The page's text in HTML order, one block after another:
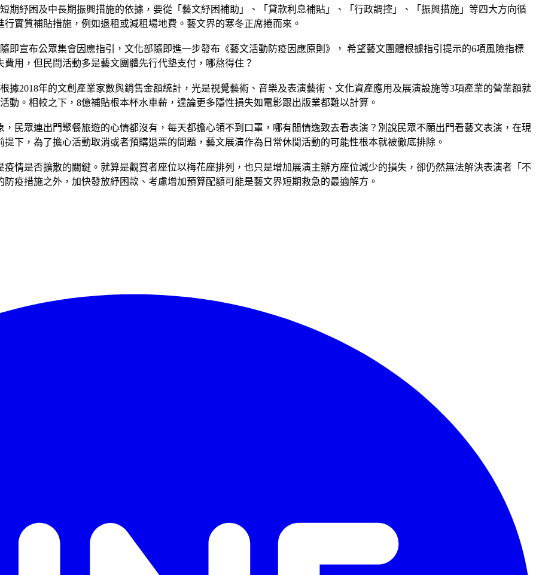
期紓困及中長期振興措施的依據，要從「藝文紓困補助」、「貸款利息補貼」、「行政調控」、「振興措施」等四大方向循
實質補貼措施，例如退租或減租場地費。藝文界的寒冬正席捲而來。
即宣布公眾集會因應指引，文化部隨即進一步發布《藝文活動防疫因應原則》， 希望藝文團體根據指引提示的6項風險指標
用，但民間活動多是藝文團體先行代墊支付，哪熬得住？
據2018年的文創產業家數與銷售金額統計，光是視覺藝術、音樂及表演藝術、文化資產應用及展演設施等3項產業的營業額就
動。相較之下，8億補貼根本杯水車薪，遑論更多隱性損失如電影跟出版業都難以計算。
民眾連出門聚餐旅遊的心情都沒有，每天都擔心領不到口罩，哪有閒情逸致去看表演？別說民眾不願出門看藝文表演，在現
下，為了擔心活動取消或者預購退票的問題，藝文展演作為日常休閒活動的可能性根本就被徹底排除。
情是否擴散的關鍵。就算是觀賞者座位以梅花座排列，也只是增加展演主辦方座位減少的損失，卻仍然無法解決表演者「不
疫措施之外，加快發放紓困款、考慮增加預算配額可能是藝文界短期救急的最適解方。